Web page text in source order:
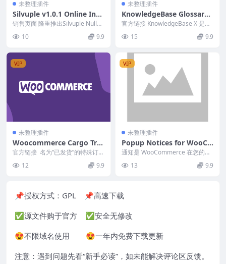
未整理插件
Silvuple v1.0.1 Online Invi
tations Maker (Addon For
销售页面 隆重推出Silvuple Nulle
d：终极邀请函和 RSVP 生成器...
10 9.9
未整理插件
KnowledgeBase Glossary,
FAQ & HelpDesk ChatBot
官方链接 KnowledgeBase X 是一
15 9.9
VIP
未整理插件
Woocommerce Cargo Trac
king Module For Turkey B
y Intense v1.12.1
官方链接 名为“已发货”的特殊订单
状态– 您可以使用 Yurtiçi Karg...
12 9.9
VIP
未整理插件
Popup Notices for WooCo
mmerce By WpFactory v1.
3.6 Download
通知是 WooCommerce 在您的商
店中向客户显示的重要消息，例
如： 产品已...
13 9.9
📌授权方式： GPL 📌高速下载
✅源文件购于官方 ✅安全无修改
😍不限域名使用 😍一年内免费下载更新
注意：遇到问题先看“新手必读”，如未能解决评论区反馈。